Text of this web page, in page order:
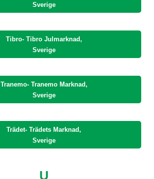
Sverige
Tibro- Tibro Julmarknad,
Sverige
Tranemo- Tranemo Marknad,
Sverige
Trädet- Trädets Marknad,
Sverige
U